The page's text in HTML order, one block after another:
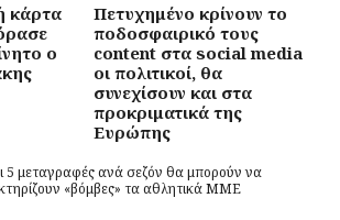
κάρτα
ο
Πετυχημένο κρίνουν το
ποδοσφαιρικό τους
content στα social media
οι πολιτικοί, θα
συνεχίσουν και στα
προκριματικά της
Ευρώπης
5 μεταγραφές ανά σεζόν θα μπορούν να
«βόμβες» τα αθλητικά ΜΜΕ